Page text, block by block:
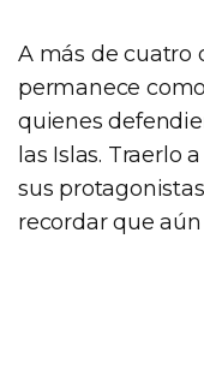
A más de cuatro
permanece
quienes
las Islas. Traerlo
sus
recordar que